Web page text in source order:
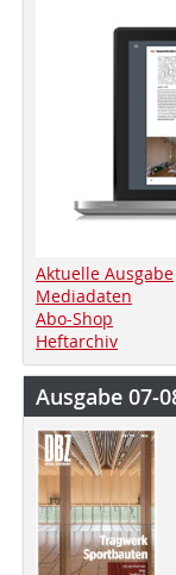
Aktuelle Ausgabe
Mediadaten
Abo-Shop
Heftarchiv
Ausgabe 07-